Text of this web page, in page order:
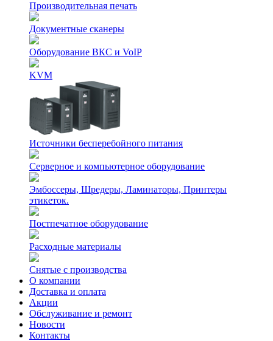
Производительная печать
Документные сканеры
Оборудование ВКС и VoIP
KVM
Источники бесперебойного питания
Серверное и компьютерное оборудование
Эмбоссеры, Шредеры, Ламинаторы, Принтеры
этикеток.
Постпечатное оборудование
Расходные материалы
Снятые с производства
О компании
Доставка и оплата
Акции
Обслуживание и ремонт
Новости
Контакты